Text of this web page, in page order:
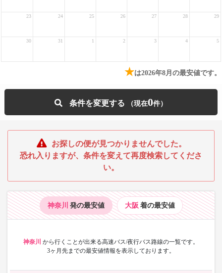
23 24 25 26 27 28 29
30 31 1 2 3 4 5
★は2026年8月の最安値です。
条件を変更する 0
お探しの便が見つかりませんでした。
恐れ入りますが、条件を変えて再度検索してくださ
い。
神奈川 発の最安値 大阪 着の最安値
神奈川 から行くことが出来る高速バス/夜行バス路線の一覧です。
3ヶ月先までの最安値情報を表示しております。